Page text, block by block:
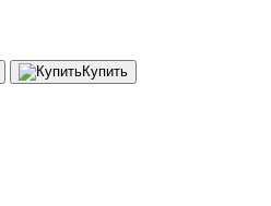
Купить